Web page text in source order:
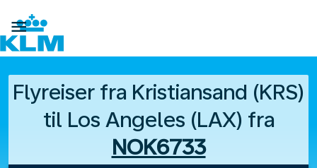

Flyreiser fra Kristiansand (KRS)
til Los Angeles (LAX) fra
NOK6733